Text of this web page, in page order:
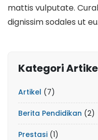
mattis vulputate.
dignissim sodales ut eu.
Kategori
Artikel (7)
Berita Pendidikan (2)
Prestasi (1)